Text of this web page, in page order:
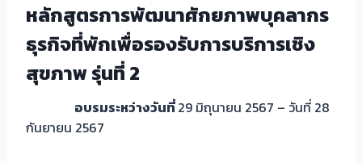
หลักสูตรการพัฒนาศักยภาพบุคลากร
ธุรกิจที่พักเพื่อรองรับการบริการเชิง
สุขภาพ รุ่นที่ 2
อบรมระหว่างวันที่29 มิถุนายน 2567 – วันที่ 28
กันยายน 2567